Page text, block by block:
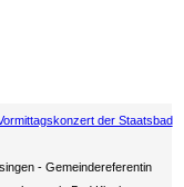
der Staatsbad
Gemeindereferentin